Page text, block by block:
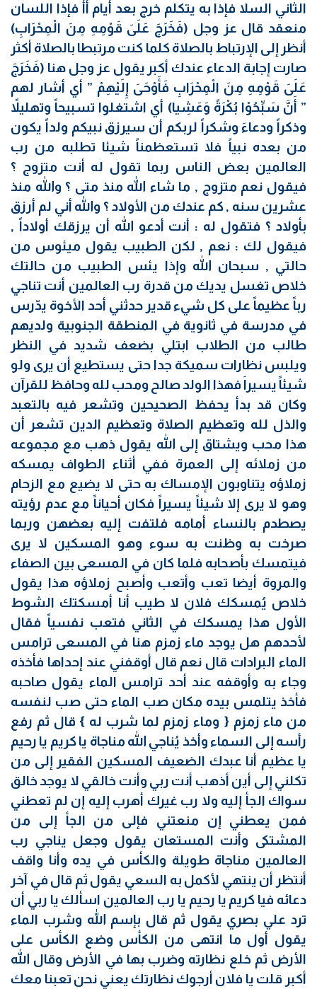
الثاني السلا فإذا به يتكلم خرج بعد أيام أأ فإذا اللسان
منعقد قال عز وجل (فَخَرَجَ عَلَىَ قَوْمِهِ مِنَ الْمِحْرَابِ)
أنظر إلى الإرتباط بالصلاة كلما كنت مرتبطا بالصلاة أكثر
صارت إجابة الدعاء عندك أكبر يقول عز وجل هنا (فَخَرَجَ
عَلَىَ قَوْمِهِ مِنَ الْمِحْرَابِ فَأَوْحَىَ إِلَيْهِمْ ” أي أشار لهم
” أَنَّ سَبِّحُوْا بُكْرَةً وَعَشِيا) أي اشتغلوا تسبيحاً وتهليلاً
وذكراً ودعاءَ وشكراً لربكم أن سيرزق نبيكم ولداً يكون
من بعده نبياً فلا تستعظمناً شيئا تطلبه من رب
العالمين بعض الناس ربما تقول له أنت متزوج ؟
فيقول نعم متزوج , ما شاء الله منذ متى ؟ والله منذ
عشرين سنه , كم عندك من الأولاد ؟ والله أني لم أرزق
بأولاد ؟ فتقول له : أنت أدعو الله أن يرزقك أولاداً ,
فيقول لك : نعم , لكن الطبيب يقول ميئوس من
حالتي , سبحان الله وإذا يئس الطبيب من حالتك
خلاص تغسل يديك من قدرة رب العالمين أنت تناجي
رباً عظيماً على كل شيء قدير حدثني أحد الأخوة يدّرس
في مدرسة في ثانوية في المنطقة الجنوبية ولديهم
طالب من الطلاب ابتلي بضعف شديد في النظر
ويلبس نظارات سميكة جدا حتى يستطيع أن يرى ولو
شيئاً يسيراَ فهذا الولد صالح ومحب لله وحافظ للقرآن
وكان قد بدأ يحفظ الصحيحين وتشعر فيه بالتعبد
والذل لله وتعظيم الصلاة وتعظيم الدين تشعر أن
هذا محب ويشتاق إلى الله يقول ذهب مع مجموعه
من زملائه إلى العمرة ففي أثناء الطواف يمسكه
زملاؤه يتناوبون الإمساك به حتى لا يضيع مع الزحام
وهو لا يرى إلا شيئاً يسيراً فكان أحياناً مع عدم رؤيته
يصطدم بالنساء أمامه فلتفت إليه بعضهن وربما
صرخت به وظنت به سوء وهو المسكين لا يرى
فيتمسك بأصحابه فلما كان في المسعى بين الصفاء
والمروة أيضا تعب وأتعب وأصبح زملاؤه هذا يقول
خلاص يُمسكك فلان لا طيب أنا أمسكتك الشوط
الأول هذا يمسكك في الثاني فتعب نفسياً فقال
لأحدهم هل يوجد ماء زمزم هنا في المسعى ترامس
الماء البرادات قال نعم قال أوقفني عند إحداها فأخذه
وجاء به وأوقفه عند أحد ترامس الماء يقول صاحبه
فأخذ يتلمس بيده مكان صب الماء حتى صب لنفسه
من ماء زمزم { وماء زمزم لما شرب له } قال ثم رفع
رأسه إلى السماء وأخذ يُناجي الله مناجاة يا كريم يا رحيم
يا عظيم أنا عبدك الضعيف المسكين الفقير إلى من
تكلني إلى أين أذهب أنت ربي وأنت خالقي لا يوجد خالق
سواك الجأ إليه ولا رب غيرك أهرب إليه إن لم تعطني
فمن يعطني إن منعتني فإلى من الجأ إلى من
المشتكى وأنت المستعان يقول وجعل يناجي رب
العالمين مناجاة طويلة والكأس في يده وأنا واقف
أنتظر أن ينتهي لأكمل به السعي يقول ثم قال في آخر
دعائه فيا كريم يا رحيم يا رب العالمين اسألك يا ربي أن
ترد علي بصري يقول ثم قال بإسم الله وشرب الماء
يقول أول ما انتهى من الكأس وضع الكأس على
الأرض ثم خلع نظارته وضرب بها في الأرض وقال الله
أكبر قلت يا فلان أرجوك نظارتك يعني نحن تعبنا معك